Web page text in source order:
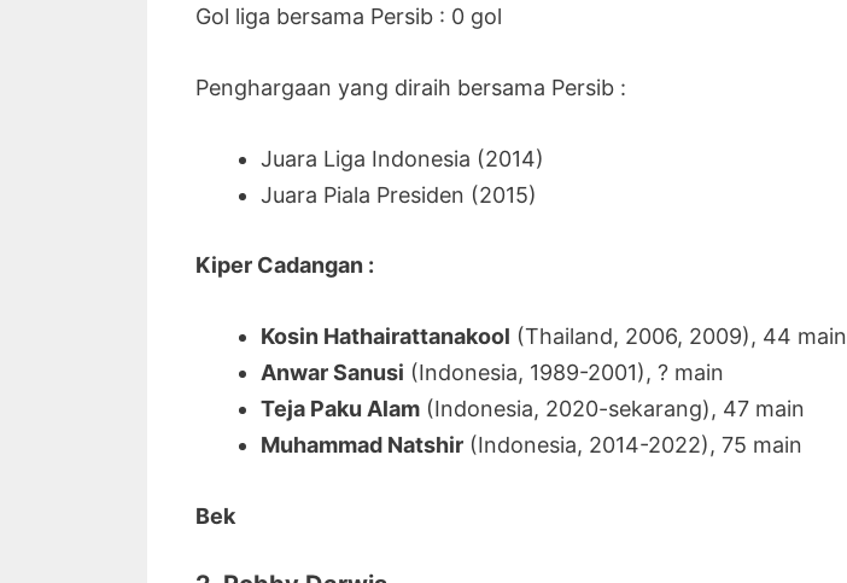
Gol liga bersama Persib : 0 gol
Penghargaan yang diraih bersama Persib :
Juara Liga Indonesia (2014)
Juara Piala Presiden (2015)
Kiper Cadangan :
Kosin Hathairattanakool (Thailand, 2006, 2009), 44 main
Anwar Sanusi (Indonesia, 1989-2001), ? main
Teja Paku Alam (Indonesia, 2020-sekarang), 47 main
Muhammad Natshir (Indonesia, 2014-2022), 75 main
Bek